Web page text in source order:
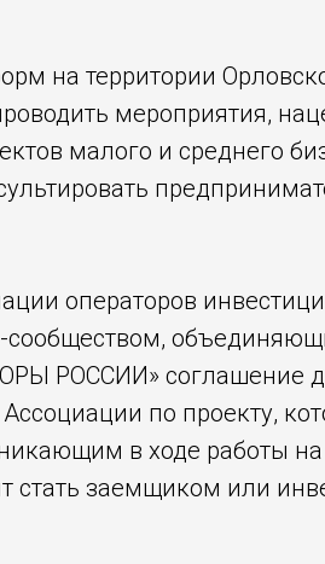
на территории
мероприятия,
малого и среднего
операторов
сообществом,
РОССИИ» соглашение
по проекту,
в ходе работы
стать заемщиком или